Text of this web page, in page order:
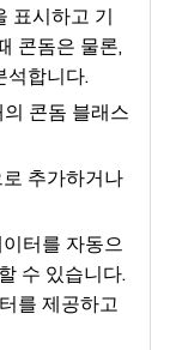
표시하고 기
콘돔은 물론,
석합니다.
콘돔 블래스
추가하거나
터를 자동으
수 있습니다.
를 제공하고